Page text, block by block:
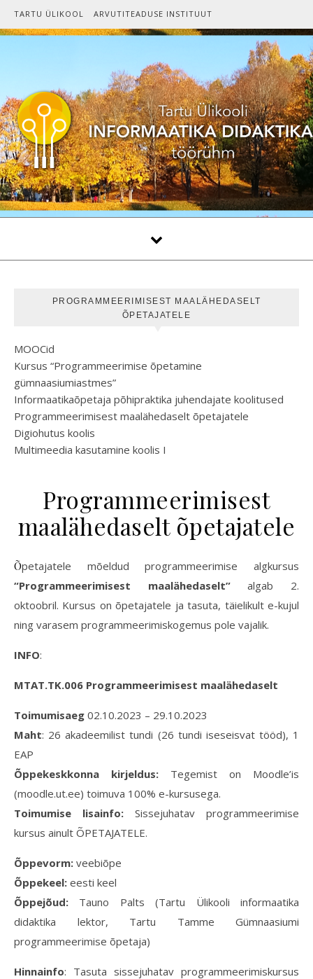
Skip to content
TARTU ÜLIKOOL ARVUTITEADUSE INSTITUUT
PROGRAMMEERIMISEST MAALÄHEDASELT
ÕPETAJATELE
MOOCid
Kursus “Programmeerimise õpetamine
gümnaasiumiastmes”
Informaatikaõpetaja põhipraktika juhendajate koolitused
Programmeerimisest maalähedaselt õpetajatele
Digiohutus koolis
Multimeedia kasutamine koolis I
Programmeerimisest
maalähedaselt õpetajatele
Õpetajatele mõeldud programmeerimise algkursus
“Programmeerimisest maalähedaselt”algab 2.
oktoobril. Kursus on õpetajatele ja tasuta, täielikult e-kujul
ning varasem programmeerimiskogemus pole vajalik.
INFO:
MTAT.TK.006 Programmeerimisest maalähedaselt
Toimumisaeg 02.10.2023 – 29.10.2023
Maht: 26 akadeemilist tundi (26 tundi iseseisvat tööd), 1
EAP
Õppekeskkonna kirjeldus: Tegemist on Moodle’is
(moodle.ut.ee) toimuva 100% e-kursusega.
Toimumise lisainfo: Sissejuhatav programmeerimise
kursus ainult ÕPETAJATELE.
Õppevorm: veebiõpe
Õppekeel: eesti keel
Õppejõud: Tauno Palts (Tartu Ülikooli informaatika
didaktika lektor, Tartu Tamme Gümnaasiumi
programmeerimise õpetaja)
Hinnainfo: Tasuta sissejuhatav programmeerimiskursus